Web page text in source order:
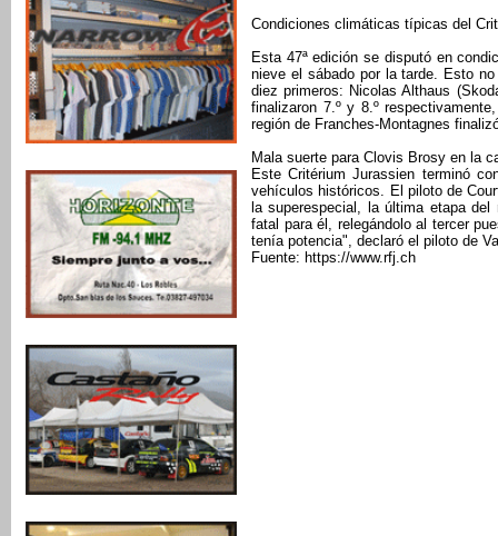
Condiciones climáticas típicas del
Esta 47ª edición se disputó en
nieve el sábado por la tarde. Esto
diez primeros: Nicolas Althaus
finalizaron 7.º y 8.º
región de Franches-Montagnes
Mala suerte para Clovis Brosy en la
Este Critérium Jurassien terminó
vehículos históricos. El piloto de
la superespecial, la última etapa
fatal para él, relegándolo al tercer
tenía potencia", declaró el piloto de
Fuente: https://www.rfj.ch